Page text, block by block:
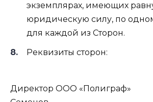
экземплярах, имеющих
юридическую силу, по
для каждой из Сторон.
Реквизиты сторон:
Директор ООО